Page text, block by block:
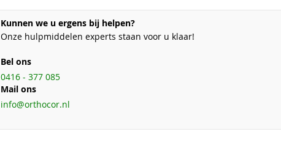
Kunnen we u ergens bij helpen?
Onze hulpmiddelen experts staan voor u klaar!
Bel ons
0416 - 377 085
Mail ons
info@orthocor.nl